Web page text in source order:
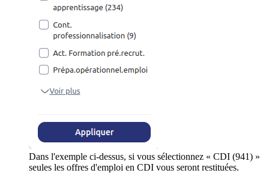
Dans l'exemple ci-dessus, si vous sélectionnez « CDI (941) »
seules les offres d'emploi en CDI vous seront restituées.